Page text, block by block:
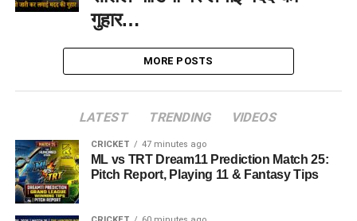
गुहार…
MORE POSTS
LATEST TRENDING VIDEOS
CRICKET 47 minutes ago
ML vs TRT Dream11 Prediction Match 25:
Pitch Report, Playing 11 & Fantasy Tips